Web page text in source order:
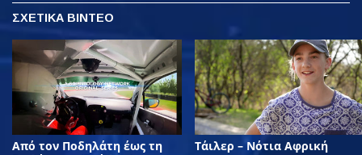
ΣΧΕΤΙΚΑ ΒΙΝΤΕΟ
Από τον Ποδηλάτη έως τη
Τάιλερ – Νότια Αφρική